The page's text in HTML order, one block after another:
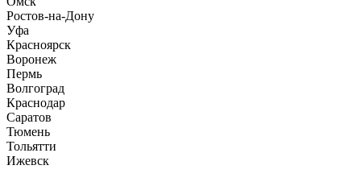
Ростов-на-Дону
Уфа
Красноярск
Воронеж
Пермь
Волгоград
Краснодар
Саратов
Тюмень
Тольятти
Ижевск